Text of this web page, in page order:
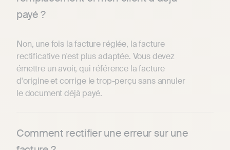
payé ?
Non, une fois la facture réglée, la facture
rectificative n'est plus adaptée. Vous devez
émettre un avoir, qui référence la facture
d'origine et corrige le trop-perçu sans annuler
le document déjà payé.
Comment rectifier une erreur sur une